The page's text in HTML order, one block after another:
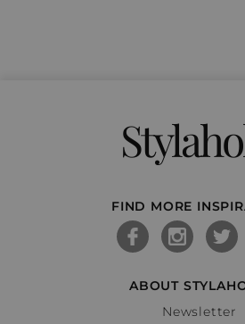
FIND MORE
ABOUT
Newsletter